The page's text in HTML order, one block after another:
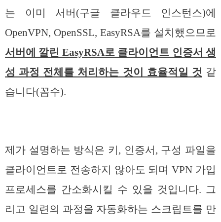
는 이미 서버(구글 클라우드 인스턴스)에
OpenVPN, OpenSSL, EasyRSA를 설치했으므로
서버에 깔린 EasyRSA로 클라이언트 인증서 생
성 과정 전체를 처리하는 것이 효율적일 것 같
습니다(꼼수).
제가 설명하는 방식은 키, 인증서, 구성 파일을
클라이언트로 전송하지 않아도 되며 VPN 가입
프로세스를 간소화시킬 수 있을 것입니다. 그
리고 일련의 과정을 자동화하는 스크립트를 만